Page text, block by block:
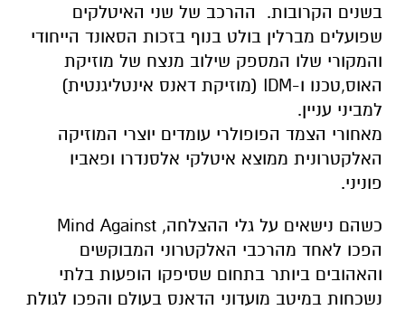
בשנים הקרובות. ההרכב של שני האיטלקים
שפועלים מברלין בולט בנוף בזכות הסאונד הייחודי
והמקורי שלו המספק שילוב מנצח של מוזיקת
האוס,טכנו ו-IDM (מוזיקת דאנס אינטליגנטית)
למביני עניין.
מאחורי הצמד הפופולרי עומדים יוצרי המוזיקה
האלקטרונית ממוצא איטלקי אלסנדרו ופאביו
פוניני.
כשהם נישאים על גלי ההצלחה, Mind Against
הפכו לאחד מהרכבי האלקטרוני המבוקשים
והאהובים ביותר בתחום שסיפקו הופעות בלתי
נשכחות במיטב מועדוני הדאנס בעולם והפכו לגולת